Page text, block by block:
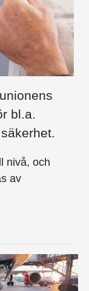
bl.a.
nivå, och
av